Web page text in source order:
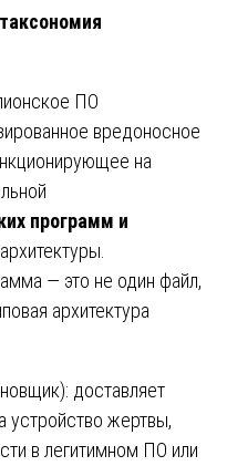
ПО
вредоносное
на
программ и
— это не один файл,
архитектура
доставляет
устройство жертвы,
в легитимном ПО или